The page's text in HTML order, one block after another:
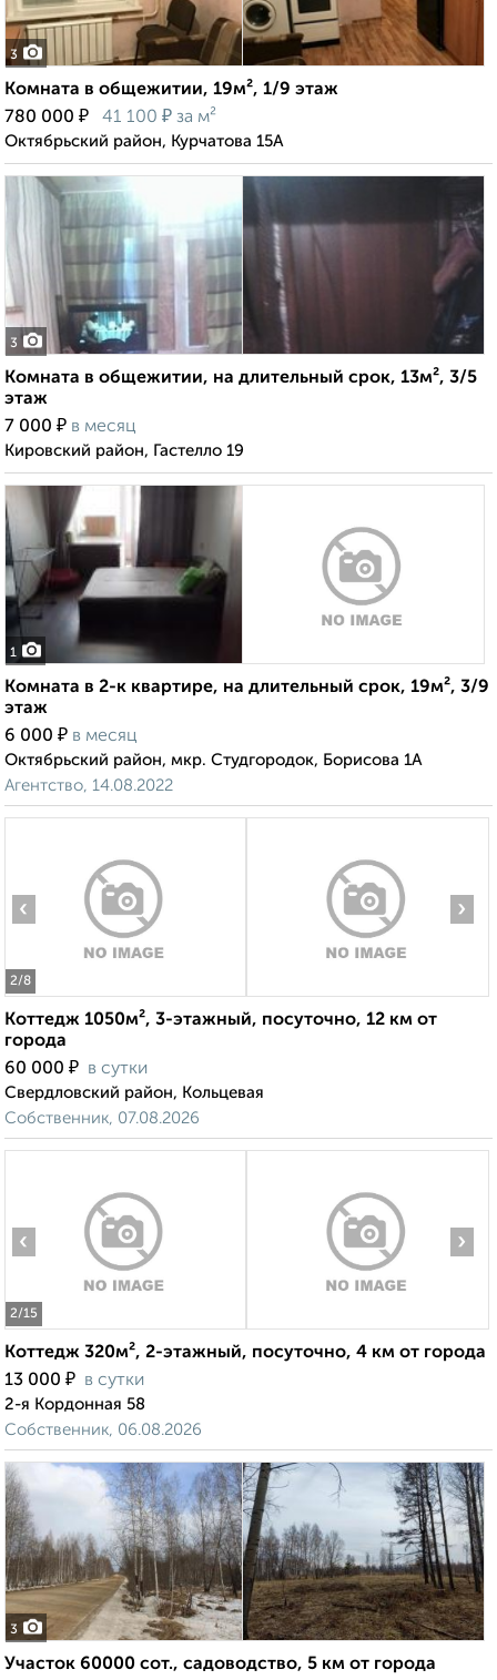
3
Комната в общежитии, 19м², 1/9 этаж
780 000 ₽ 41 100 ₽ за м²
Октябрьский район, Курчатова 15А
3
Комната в общежитии, на длительный срок, 13м², 3/5
этаж
7 000 ₽ в месяц
Кировский район, Гастелло 19
1
Комната в 2-к квартире, на длительный срок, 19м², 3/9
этаж
6 000 ₽ в месяц
Октябрьский район, мкр. Студгородок, Борисова 1А
Агентство, 14.08.2022
2/8
‹ ›
Коттедж 1050м², 3-этажный, посуточно, 12 км от
города
60 000 ₽ в сутки
Свердловский район, Кольцевая
Собственник, 07.08.2026
2/15
‹ ›
Коттедж 320м², 2-этажный, посуточно, 4 км от города
13 000 ₽ в сутки
2-я Кордонная 58
Собственник, 06.08.2026
3
Участок 60000 сот., садоводство, 5 км от города